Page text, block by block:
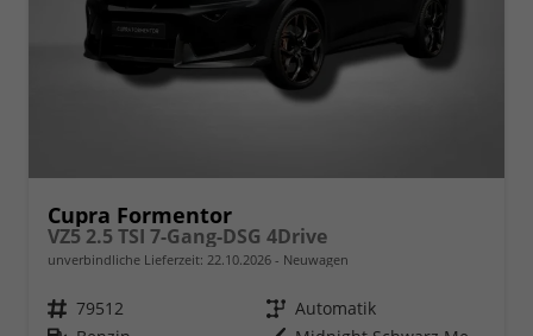
Cupra Formentor
VZ5 2.5 TSI 7-Gang-DSG 4Drive
unverbindliche Lieferzeit: 22.10.2026 Neuwagen
Fahrzeugnr. 79512 Getriebe Automatik